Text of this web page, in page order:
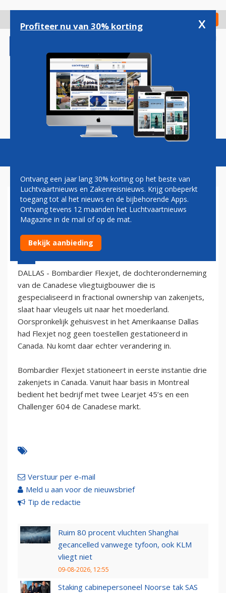
gaan
Check in
Magazine Podcasts Vacatures
BOMBARDIER FLEXJET SLAAT
VLEUGELS UIT NAAR CANADA
23 februari 2006 - 1:00
DALLAS - Bombardier Flexjet, de dochteronderneming
van de Canadese vliegtuigbouwer die is
gespecialiseerd in fractional ownership van zakenjets,
slaat haar vleugels uit naar het moederland.
Oorspronkelijk gehuisvest in het Amerikaanse Dallas
had Flexjet nog geen toestellen gestationeerd in
Canada. Nu komt daar echter verandering in.
Bombardier Flexjet stationeert in eerste instantie drie
zakenjets in Canada. Vanuit haar basis in Montreal
bedient het bedrijf met twee Learjet 45’s en een
Challenger 604 de Canadese markt.
Verstuur per e-mail
Meld u aan voor de nieuwsbrief
Tip de redactie
Ruim 80 procent vluchten Shanghai
gecancelled vanwege tyfoon, ook KLM
vliegt niet
09-08-2026, 12:55
Staking cabinepersoneel Noorse tak SAS
Profiteer nu van 30% korting x
Ontvang een jaar lang 30% korting op het beste van
Luchtvaartnieuws en Zakenreisnieuws. Krijg onbeperkt
toegang tot al het nieuws en de bijbehorende Apps.
Ontvang tevens 12 maanden het Luchtvaartnieuws
Magazine in de mail of op de mat.
Bekijk aanbieding